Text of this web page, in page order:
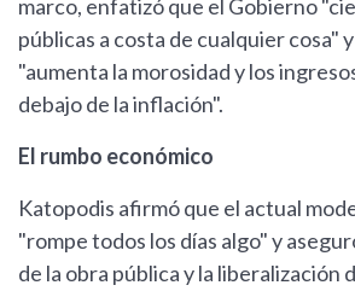
marco, enfatizó que el Gobierno
públicas a costa de cualquier cosa"
"aumenta la morosidad y los
debajo de la inflación".
El rumbo económico
Katopodis afirmó que el actual
"rompe todos los días algo" y
de la obra pública y la liberalización